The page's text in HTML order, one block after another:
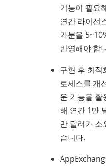
기능이 필요
연간 라이선
가분을
반영해야 합
구현 후 최적
로세스를 개
운 기능을 활
해 연간 1만
만 달러가 소
습니다.